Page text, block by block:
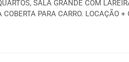
SALA GRANDE COM
PARA CARRO. LOCAÇÃO +
R$ 250.000,00